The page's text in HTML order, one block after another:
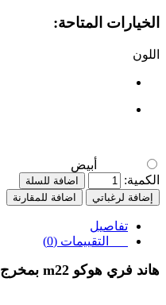
الخيارات المتاحة:
اللون
أبيض
الكمية:
اضافة للسلة
إضافة لرغباتي
اضافة للمقارنة
تفاصيل
التقييمات (0)
هاند فري هوكو بمخرج 3.5 ملم